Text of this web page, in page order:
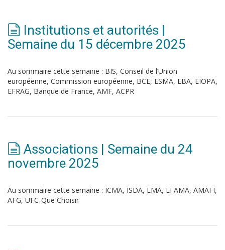
Institutions et autorités |
Semaine du 15 décembre 2025
Au sommaire cette semaine : BIS, Conseil de l’Union
européenne, Commission européenne, BCE, ESMA, EBA, EIOPA,
EFRAG, Banque de France, AMF, ACPR
Associations | Semaine du 24
novembre 2025
Au sommaire cette semaine : ICMA, ISDA, LMA, EFAMA, AMAFI,
AFG, UFC-Que Choisir